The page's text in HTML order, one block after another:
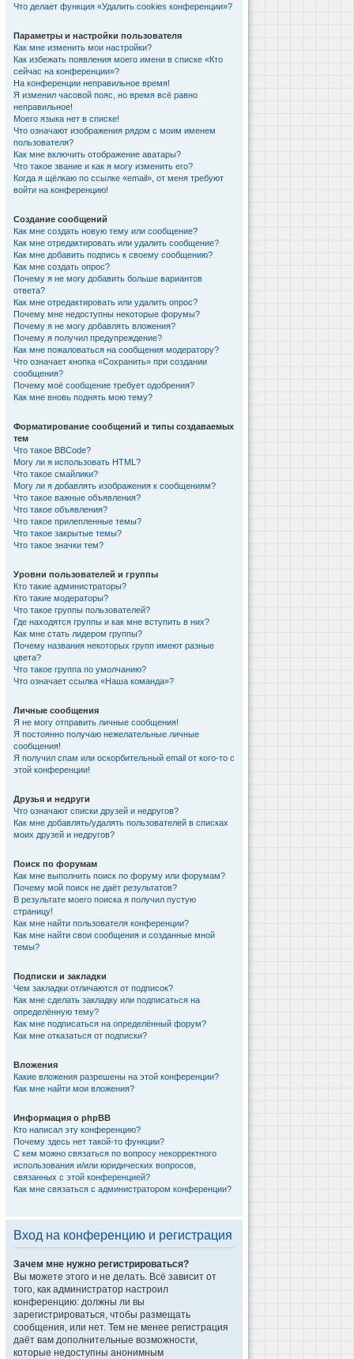
Что делает функция «Удалить cookies конференции»?
Параметры и настройки пользователя
Как мне изменить мои настройки?
Как избежать появления моего имени в списке «Кто
сейчас на конференции»?
На конференции неправильное время!
Я изменил часовой пояс, но время всё равно
неправильное!
Моего языка нет в списке!
Что означают изображения рядом с моим именем
пользователя?
Как мне включить отображение аватары?
Что такое звание и как я могу изменить его?
Когда я щёлкаю по ссылке «email», от меня требуют
войти на конференцию!
Создание сообщений
Как мне создать новую тему или сообщение?
Как мне отредактировать или удалить сообщение?
Как мне добавить подпись к своему сообщению?
Как мне создать опрос?
Почему я не могу добавить больше вариантов
ответа?
Как мне отредактировать или удалить опрос?
Почему мне недоступны некоторые форумы?
Почему я не могу добавлять вложения?
Почему я получил предупреждение?
Как мне пожаловаться на сообщения модератору?
Что означает кнопка «Сохранить» при создании
сообщения?
Почему моё сообщение требует одобрения?
Как мне вновь поднять мою тему?
Форматирование сообщений и типы создаваемых
тем
Что такое BBCode?
Могу ли я использовать HTML?
Что такое смайлики?
Могу ли я добавлять изображения к сообщениям?
Что такое важные объявления?
Что такое объявления?
Что такое прилепленные темы?
Что такое закрытые темы?
Что такое значки тем?
Уровни пользователей и группы
Кто такие администраторы?
Кто такие модераторы?
Что такое группы пользователей?
Где находятся группы и как мне вступить в них?
Как мне стать лидером группы?
Почему названия некоторых групп имеют разные
цвета?
Что такое группа по умолчанию?
Что означает ссылка «Наша команда»?
Личные сообщения
Я не могу отправить личные сообщения!
Я постоянно получаю нежелательные личные
сообщения!
Я получил спам или оскорбительный email от кого-то с
этой конференции!
Друзья и недруги
Что означают списки друзей и недругов?
Как мне добавлять/удалять пользователей в списках
моих друзей и недругов?
Поиск по форумам
Как мне выполнить поиск по форуму или форумам?
Почему мой поиск не даёт результатов?
В результате моего поиска я получил пустую
страницу!
Как мне найти пользователя конференции?
Как мне найти свои сообщения и созданные мной
темы?
Подписки и закладки
Чем закладки отличаются от подписок?
Как мне сделать закладку или подписаться на
определённую тему?
Как мне подписаться на определённый форум?
Как мне отказаться от подписки?
Вложения
Какие вложения разрешены на этой конференции?
Как мне найти мои вложения?
Информация о phpBB
Кто написал эту конференцию?
Почему здесь нет такой-то функции?
С кем можно связаться по вопросу некорректного
использования и/или юридических вопросов,
связанных с этой конференцией?
Как мне связаться с администратором конференции?
Вход на конференцию и регистрация
Зачем мне нужно регистрироваться?
Вы можете этого и не делать. Всё зависит от
того, как администратор настроил
конференцию: должны ли вы
зарегистрироваться, чтобы размещать
сообщения, или нет. Тем не менее регистрация
даёт вам дополнительные возможности,
которые недоступны анонимным